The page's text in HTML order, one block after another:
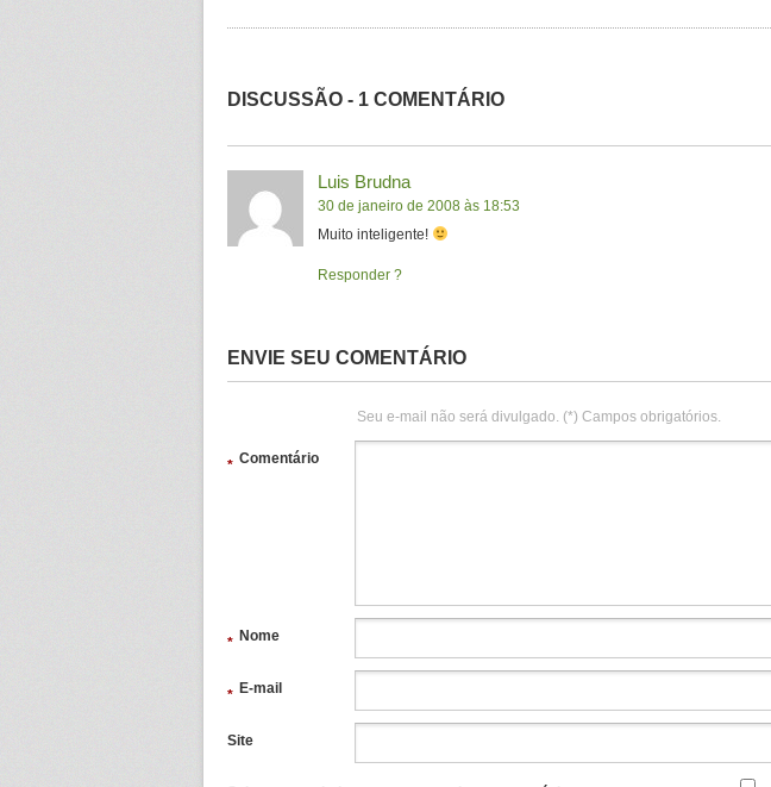
DISCUSSÃO - 1 COMENTÁRIO
Luis Brudna
30 de janeiro de 2008 às 18:53
Muito inteligente!
Responder
ENVIE SEU COMENTÁRIO
Seu e-mail não será divulgado. (*) Campos obrigatórios.
Comentário
*
Nome
*
E-mail
*
Site